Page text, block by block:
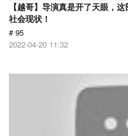
【越哥】导演真是开了天眼，
社会现状！
# 95
2022-04-20 11:32